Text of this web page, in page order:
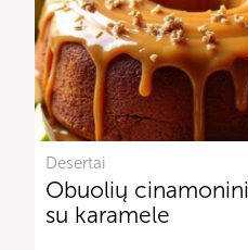
Desertai
Obuolių
su karamele